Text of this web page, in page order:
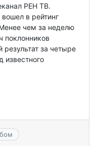
РЕН ТВ.
в рейтинг
чем за неделю
поклонников
за четыре
известного